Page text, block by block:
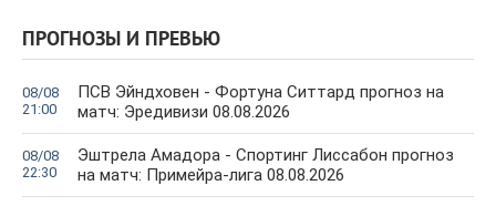
ПРОГНОЗЫ И ПРЕВЬЮ
08/08
21:00
ПСВ Эйндховен - Фортуна Ситтард прогноз на
матч: Эредивизи 08.08.2026
08/08
22:30
Эштрела Амадора - Спортинг Лиссабон прогноз
на матч: Примейра-лига 08.08.2026